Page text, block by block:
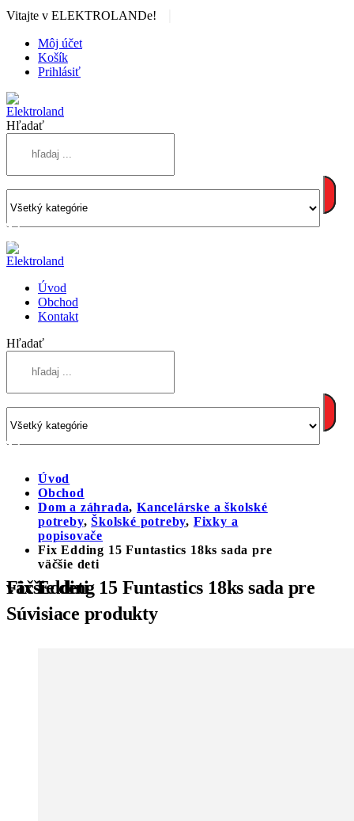
Vitajte v ELEKTROLANDe!
Môj účet
Košík
Prihlásiť
Hľadať
Úvod
Obchod
Kontakt
Hľadať
Úvod
Obchod
Dom a záhrada,Kancelárske a školské
potreby,Školské potreby, Fixky a
popisovače
Fix Edding 15 Funtastics 18ks sada pre
väčšie deti
Fix Edding 15 Funtastics 18ks sada pre väčšie deti
Súvisiace produkty